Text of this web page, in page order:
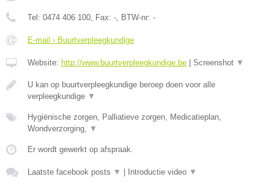
Tel: 0474 406 100, Fax: -, BTW-nr: -
E-mail › Buurtverpleegkundige
Website: http://www.buurtverpleegkundige.be Screenshot ▼
U kan op buurtverpleegkundige beroep doen voor alle
verpleegkundige ▼
Hygiënische zorgen, Palliatieve zorgen, Medicatieplan,
Wondverzorging, ▼
Er wordt gewerkt op afspraak.
Laatste facebook posts ▼ Introductie video ▼